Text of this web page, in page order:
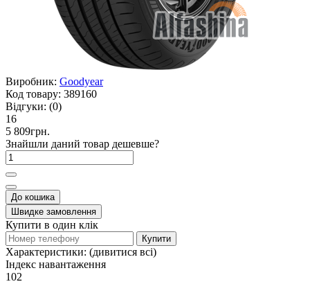
Виробник: Goodyear
Код товару: 389160
Відгуки: (0)
16
5 809грн.
Знайшли даний товар дешевше?
До кошика
Швидке замовлення
Купити в один клік
Купити
Характеристики: (дивитися всі)
Індекс навантаження
102